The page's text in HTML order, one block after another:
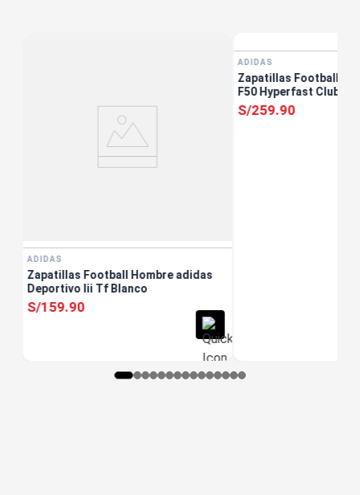
ADIDAS
Zapatillas Football Hombre adidas
Deportivo Iii Tf Blanco
S/159.90
ADIDAS
Zapatillas Football
F50 Hyperfast Club Tf
S/259.90